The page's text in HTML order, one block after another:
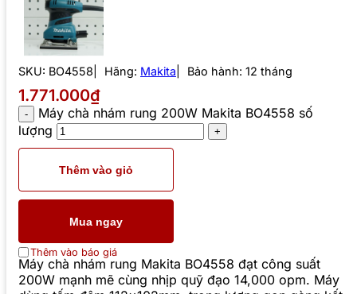
SKU: BO4558 Hãng: Makita Bảo hành: 12 tháng
1.771.000₫
Máy chà nhám rung 200W Makita BO4558 số
lượng
Thêm vào giỏ
Mua ngay
Thêm vào báo giá
Máy chà nhám rung Makita BO4558 đạt công suất
200W mạnh mẽ cùng nhịp quỹ đạo 14,000 opm. Máy